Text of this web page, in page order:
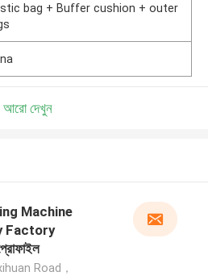
bag + Buffer cushion + outer
আরো দেখুন
Machine
Factory
Road，